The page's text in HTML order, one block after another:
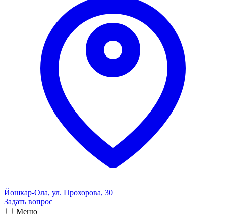
Йошкар-Ола, ул. Прохорова, 30
Задать вопрос
Меню